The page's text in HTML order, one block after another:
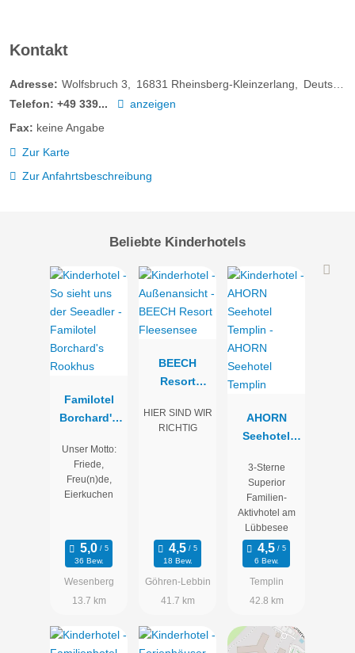
Kontakt
Adresse: Wolfsbruch 3 16831 Rheinsberg-Kleinzerlang
Deutschland
Telefon: +49 339...
anzeigen
Fax: keine Angabe
Zur Karte
Zur Anfahrtsbeschreibung
Beliebte Kinderhotels
Familotel
Borchard's
Unser Motto:
Friede,
Freu(n)de,
Eierkuchen
36 Bew.
Wesenberg
13.7 km
BEECH
Resort
HIER SIND WIR
RICHTIG
18 Bew.
Göhren-Lebbin
41.7 km
AHORN
Seehotel
3-Sterne
Superior
Familien-
Aktivhotel am
Lübbesee
6 Bew.
Templin
42.8 km